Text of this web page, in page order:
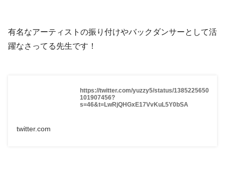
有名なアーティストの振り付けやバックダンサーとして活
躍なさってる先生です！
https://twitter.com/yuzzy5/status/1385225650
101907456?
s=46&t=LwRjQHGxE17VvKuL5Y0bSA
twitter.com